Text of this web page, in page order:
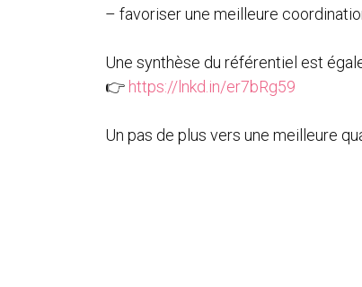
– favoriser une meilleure
Une synthèse du référentiel est
👉 https://lnkd.in/er7bRg59
Un pas de plus vers une meilleure